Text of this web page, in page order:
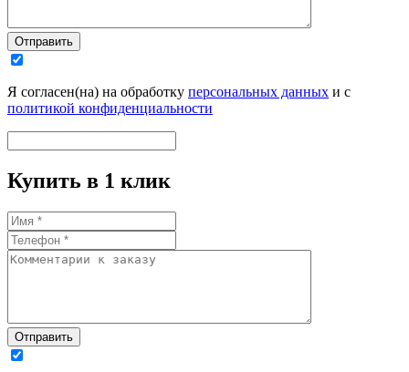
Отправить
Я согласен(на) на обработку персональных данных и с
политикой конфиденциальности
Купить в 1 клик
Отправить